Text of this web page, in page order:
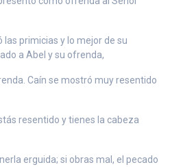
primicias y lo mejor de su
a Abel y su ofrenda,
Caín se mostró muy resentido
resentido y tienes la cabeza
erguida; si obras mal, el pecado